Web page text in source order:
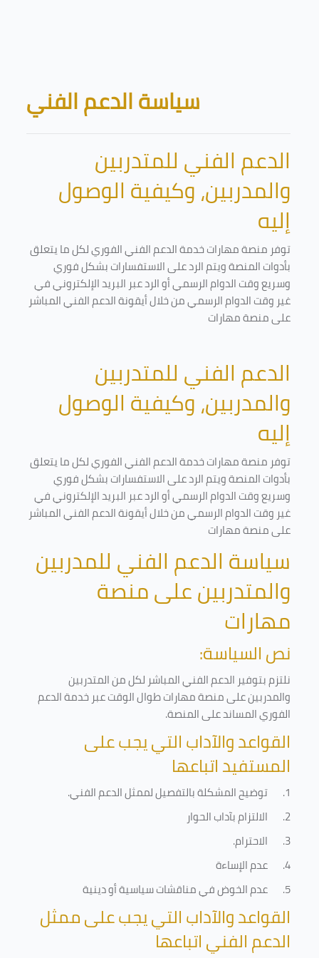
Blocks
سياسة الدعم الفني
الدعم الفني للمتدربين
والمدربين، وكيفية الوصول
إليه
توفر منصة مهارات خدمة الدعم الفني الفوري لكل ما يتعلق
بأدوات المنصة ويتم الرد على الاستفسارات بشكل فوري
وسريع وقت الدوام الرسمي أو الرد عبر البريد الإلكتروني في
غير وقت الدوام الرسمي من خلال أيقونة الدعم الفني المباشر
على منصة مهارات
الدعم الفني للمتدربين
والمدربين، وكيفية الوصول
إليه
توفر منصة مهارات خدمة الدعم الفني الفوري لكل ما يتعلق
بأدوات المنصة ويتم الرد على الاستفسارات بشكل فوري
وسريع وقت الدوام الرسمي أو الرد عبر البريد الإلكتروني في
غير وقت الدوام الرسمي من خلال أيقونة الدعم الفني المباشر
على منصة مهارات
سياسة الدعم الفني للمدربين
والمتدربين على منصة
مهارات
نص السياسة:
نلتزم بتوفير الدعم الفني المباشر لكل من المتدربين
والمدربين على منصة مهارات طوال الوقت عبر خدمة الدعم
الفوري المساند على المنصة.
القواعد والآداب التي يجب على
المستفيد اتباعها
1. توضيح المشكلة بالتفصيل لممثل الدعم الفني.
2.
الالتزام بآداب الحوار
3.
الاحترام.
4.
عدم الإساءة
5.
عدم الخوض في مناقشات سياسية أو دينية
القواعد والآداب التي يجب على ممثل
الدعم الفني اتباعها